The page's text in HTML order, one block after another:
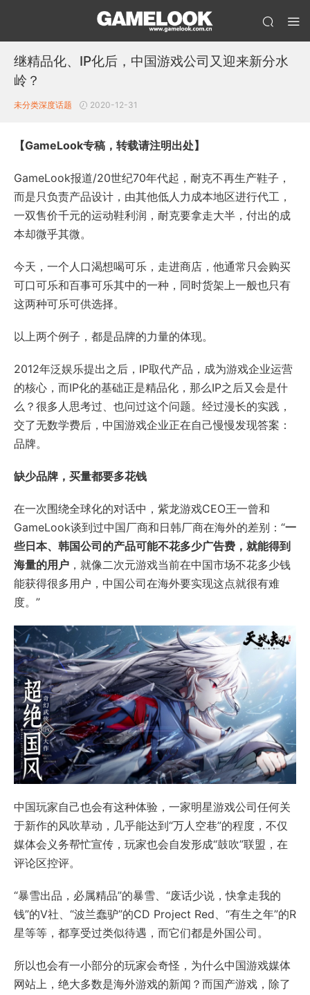
继精品化、IP化后，中国游戏公司又迎来新分水
岭？
未分类深度话题 2020-12-31
【GameLook专稿，转载请注明出处】
GameLook报道/20世纪70年代起，耐克不再生产鞋子，
而是只负责产品设计，由其他低人力成本地区进行代工，
一双售价千元的运动鞋利润，耐克要拿走大半，付出的成
本却微乎其微。
今天，一个人口渴想喝可乐，走进商店，他通常只会购买
可口可乐和百事可乐其中的一种，同时货架上一般也只有
这两种可乐可供选择。
以上两个例子，都是品牌的力量的体现。
2012年泛娱乐提出之后，IP取代产品，成为游戏企业运营
的核心，而IP化的基础正是精品化，那么IP之后又会是什
么？很多人思考过、也问过这个问题。经过漫长的实践，
交了无数学费后，中国游戏企业正在自己慢慢发现答案：
品牌。
缺少品牌，买量都要多花钱
在一次围绕全球化的对话中，紫龙游戏CEO王一曾和
GameLook谈到过中国厂商和日韩厂商在海外的差别：“一
些日本、韩国公司的产品可能不花多少广告费，就能得到
海量的用户 ，就像二次元游戏当前在中国市场不花多少钱
能获得很多用户，中国公司在海外要实现这点就很有难
度。”
中国玩家自己也会有这种体验，一家明星游戏公司任何关
于新作的风吹草动，几乎能达到“万人空巷”的程度，不仅
媒体会义务帮忙宣传，玩家也会自发形成“鼓吹”联盟，在
评论区控评。
“暴雪出品，必属精品”的暴雪、“废话少说，快拿走我的
钱”的V社、“波兰蠢驴”的CD Project Red、“有生之年”的R
星等等，都享受过类似待遇，而它们都是外国公司。
所以也会有一小部分的玩家会奇怪，为什么中国游戏媒体
网站上，绝大多数是海外游戏的新闻？而国产游戏，除了